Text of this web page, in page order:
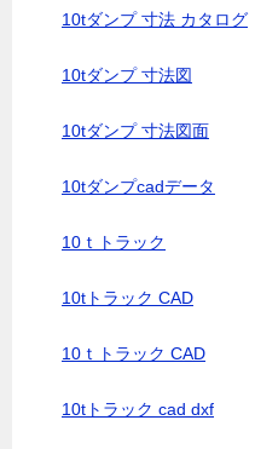
10tダンプ 寸法 カタログ
10tダンプ 寸法図
10tダンプ 寸法図面
10tダンプcadデータ
10ｔトラック
10tトラック CAD
10ｔトラック CAD
10tトラック cad dxf